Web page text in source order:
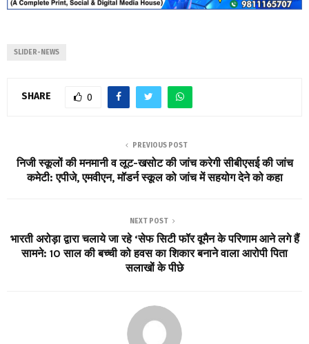
SLIDER-NEWS
SHARE 0
PREVIOUS POST
निजी स्कूलों की मनमानी व लूट-खसोट की जांच करेगी सीबीएसई की जांच
कमेटी: एपीजे, एमवीएन, मॉडर्न स्कूल को जांच में सहयोग देने को कहा
NEXT POST
भारती अरोड़ा द्वारा चलाये जा रहे ‘सेफ सिटी फॉर वूमैन के परिणाम आने लगे हैं
सामने: 10 साल की बच्ची को हवस का शिकार बनाने वाला आरोपी पिता
सलाखों के पीछे